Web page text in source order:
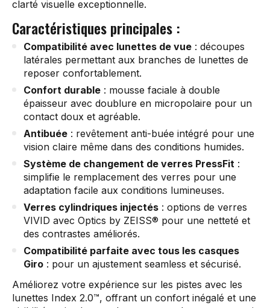
clarté visuelle exceptionnelle.
Caractéristiques principales :
Compatibilité avec lunettes de vue : découpes
latérales permettant aux branches de lunettes de
reposer confortablement.
Confort durable : mousse faciale à double
épaisseur avec doublure en micropolaire pour un
contact doux et agréable.
Antibuée : revêtement anti-buée intégré pour une
vision claire même dans des conditions humides.
Système de changement de verres PressFit :
simplifie le remplacement des verres pour une
adaptation facile aux conditions lumineuses.
Verres cylindriques injectés : options de verres
VIVID avec Optics by ZEISS® pour une netteté et
des contrastes améliorés.
Compatibilité parfaite avec tous les casques
Giro : pour un ajustement seamless et sécurisé.
Améliorez votre expérience sur les pistes avec les
lunettes Index 2.0™, offrant un confort inégalé et une